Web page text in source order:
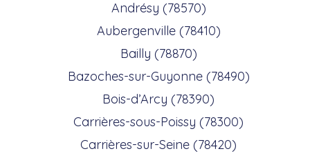
Andrésy (78570)
Aubergenville (78410)
Bailly (78870)
Bazoches-sur-Guyonne (78490)
Bois-d’Arcy (78390)
Carrières-sous-Poissy (78300)
Carrières-sur-Seine (78420)